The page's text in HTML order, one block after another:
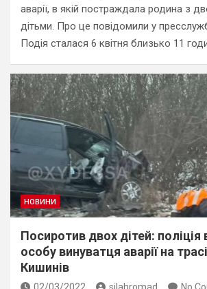
аварії, в якій постраждала родина з
дітьми. Про це повідомили у
Подія сталася 6 квітня близько 11
НОВИНИ
Посиротив двох дітей: поліція
особу винуватця аварії на
Кишинів